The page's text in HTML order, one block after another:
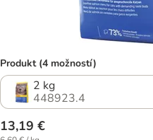
Produkt (4 možností)
2 kg
448923.4
13,19 €